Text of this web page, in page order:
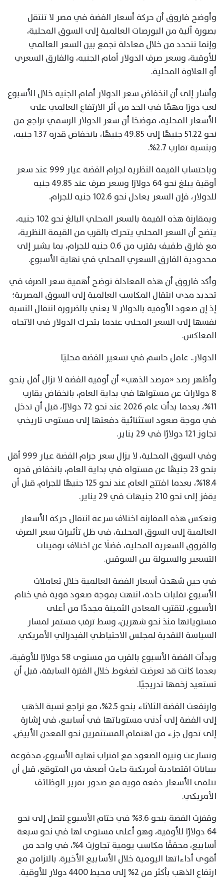
وأوضح فاروق أن حركة أسعار الفضة في مصر لا تنتقل
بصورة آلية من البورصات العالمية إلى السوق المحلية،
وإنما تتحدد من خلال معادلة تجمع بين السعر العالمي
للأوقية، وسعر صرف الدولار أمام الجنيه، والفارق السعري
أو العلاوة المحلية.
وأشار إلى أن انخفاض سعر الدولار أمام الجنيه خلال الأسبوع
لعب دورًا مهمًا في الحد من أثر الارتفاع العالمي على
الأسعار المحلية، موضحًا أن سعر الدولار الرسمي تراجع من
نحو 51.22 جنيهًا إلى 49.85 جنيهًا، بانخفاض قدره 1.37 جنيه،
وبنسبة تقارب 2.7%.
وباحتساب القيمة النظرية لجرام الفضة عيار 999 عند سعر
أوقية يبلغ نحو 64 دولارًا وسعر صرف عند 49.85 جنيه
للدولار، فإن السعر يعادل نحو 102.6 جنيه للجرام.
وبمقارنة هذه القيمة بالسعر المحلي البالغ نحو 102 جنيه،
يتضح أن السعر المحلي يتحرك بالقرب من القيمة النظرية،
مع فارق طفيف يقترب من 0.6 جنيه للجرام، بما يشير إلى
محدودية الفارق السعري المحلي في نهاية الأسبوع.
وأكد فاروق أن هذه المعادلة توضح أهمية سعر الصرف في
تحديد مدى انتقال المكاسب العالمية إلى السوق المصرية؛
إذ إن صعود الأوقية بالدولار لا يعني بالضرورة انتقال النسبة
نفسها إلى السعر المحلي عندما يتحرك الدولار في الاتجاه
المعاكس.
الدولار.. عامل حاسم في تسعير الفضة محليًا
وأظهر رصد «مرصد الذهب» أن أوقية الفضة لا تزال أقل بنحو
8 دولارات عن مستواها في بداية العام، بانخفاض يقارب
11%، بعدما بدأت عام 2026 عند نحو 72 دولارًا، قبل أن تدخل
في موجة صعود استثنائية دفعتها إلى مستوى تاريخي
تجاوز 121 دولارًا في 29 يناير.
وفي السوق المحلية، لا يزال سعر جرام الفضة عيار 999 أقل
بنحو 23 جنيهًا عن مستواه في بداية العام، بانخفاض قدره
18.4%، بعدما افتتح العام عند نحو 125 جنيهًا للجرام، قبل أن
يقفز إلى نحو 210 جنيهات في 29 يناير.
وتعكس هذه المقارنة اختلاف سرعة انتقال حركة الأسعار
العالمية إلى السوق المحلية، في ظل تأثيرات سعر الصرف
والفروق السعرية المحلية، فضلًا عن اختلاف توقيتات
التسعير والسيولة بين السوقين.
في حين شهدت أسعار الفضة العالمية خلال تعاملات
الأسبوع تقلبات حادة، انتهت بموجة صعود قوية في ختام
الأسبوع، لتقترب المعادن الثمينة مجددًا من أعلى
مستوياتها منذ نحو شهرين، وسط ترقب مستمر لمسار
السياسة النقدية لمجلس الاحتياطي الفيدرالي الأمريكي.
وبدأت الفضة الأسبوع بالقرب من مستوى 58 دولارًا للأوقية،
بعدما كانت قد تعرضت لضغوط خلال الفترة السابقة، قبل أن
تستعيد زخمها تدريجيًا.
وارتفعت الفضة الثلاثاء بنحو 2.5%، مع تراجع نسبة الذهب
إلى الفضة إلى أدنى مستوياتها في أسابيع، في إشارة
إلى تحول جزء من اهتمام المستثمرين نحو المعدن الأبيض.
وتسارعت وتيرة الصعود مع اقتراب نهاية الأسبوع، مدفوعة
ببيانات اقتصادية أمريكية جاءت أضعف من المتوقع، قبل أن
تتلقى الأسعار دفعة قوية مع صدور تقرير الوظائف
الأمريكي.
وقفزت الفضة بنحو 3.6% في ختام الأسبوع لتصل إلى نحو
64 دولارًا للأوقية، وهو أعلى مستوى لها في نحو سبعة
أسابيع، محققًا مكاسب يومية تجاوزت 4%، في واحد من
أقوى أداءاتها اليومية خلال الأسابيع الأخيرة. بالتزامن مع
ارتفاع الذهب بأكثر من 2% إلى محيط 4400 دولار للأوقية.